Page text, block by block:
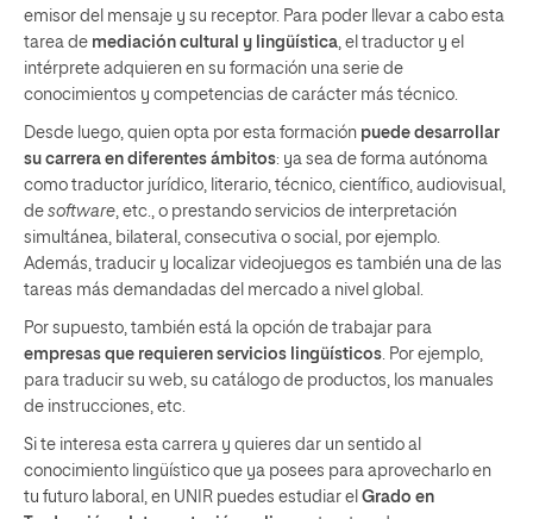
emisor del mensaje y su receptor. Para poder llevar a cabo esta
tarea de mediación cultural y lingüística, el traductor y el
intérprete adquieren en su formación una serie de
conocimientos y competencias de carácter más técnico.
Desde luego, quien opta por esta formación puede desarrollar
su carrera en diferentes ámbitos: ya sea de forma autónoma
como traductor jurídico, literario, técnico, científico, audiovisual,
de software, etc., o prestando servicios de interpretación
simultánea, bilateral, consecutiva o social, por ejemplo.
Además, traducir y localizar videojuegos es también una de las
tareas más demandadas del mercado a nivel global.
Por supuesto, también está la opción de trabajar para
empresas que requieren servicios lingüísticos. Por ejemplo,
para traducir su web, su catálogo de productos, los manuales
de instrucciones, etc.
Si te interesa esta carrera y quieres dar un sentido al
conocimiento lingüístico que ya posees para aprovecharlo en
tu futuro laboral, en UNIR puedes estudiar el Grado en